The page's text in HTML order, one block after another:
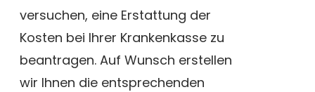
versuchen, eine Erstattung der
Kosten bei Ihrer Krankenkasse zu
beantragen. Auf Wunsch erstellen
wir Ihnen die entsprechenden